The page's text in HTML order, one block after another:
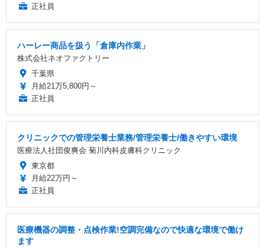
正社員
ハーレー商品を扱う「倉庫内作業」
株式会社ネオファクトリー
千葉県
月給21万5,800円～
正社員
クリニックでの管理栄養士業務/管理栄養士/働きやすい環境
医療法人社団俊爽会 菊川内科皮膚科クリニック
東京都
月給22万円～
正社員
医療機器の調整・点検作業!空調完備なので快適な環境で働け
ます